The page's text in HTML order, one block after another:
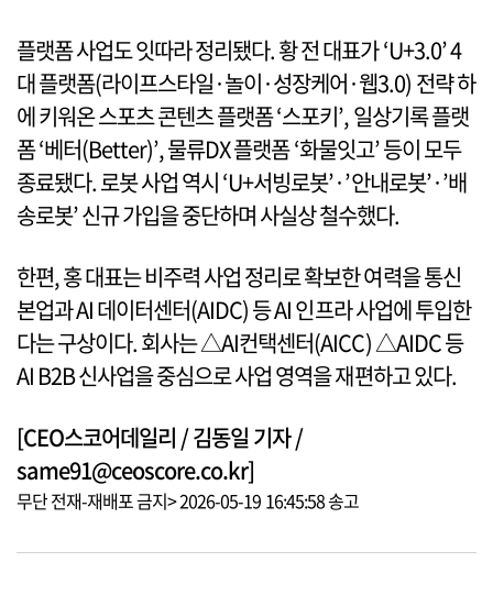
플랫폼 사업도 잇따라 정리됐다. 황 전 대표가 ‘U+3.0’ 4
대 플랫폼(라이프스타일·놀이·성장케어·웹3.0) 전략 하
에 키워온 스포츠 콘텐츠 플랫폼 ‘스포키’, 일상기록 플랫
폼 ‘베터(Better)’, 물류DX 플랫폼 ‘화물잇고’ 등이 모두
종료됐다. 로봇 사업 역시 ‘U+서빙로봇’·’안내로봇’·’배
송로봇’ 신규 가입을 중단하며 사실상 철수했다.
한편, 홍 대표는 비주력 사업 정리로 확보한 여력을 통신
본업과 AI 데이터센터(AIDC) 등 AI 인프라 사업에 투입한
다는 구상이다. 회사는 △AI컨택센터(AICC) △AIDC 등
AI B2B 신사업을 중심으로 사업 영역을 재편하고 있다.
[CEO스코어데일리 / 김동일 기자 /
same91@ceoscore.co.kr]
무단 전재-재배포 금지> 2026-05-19 16:45:58 송고